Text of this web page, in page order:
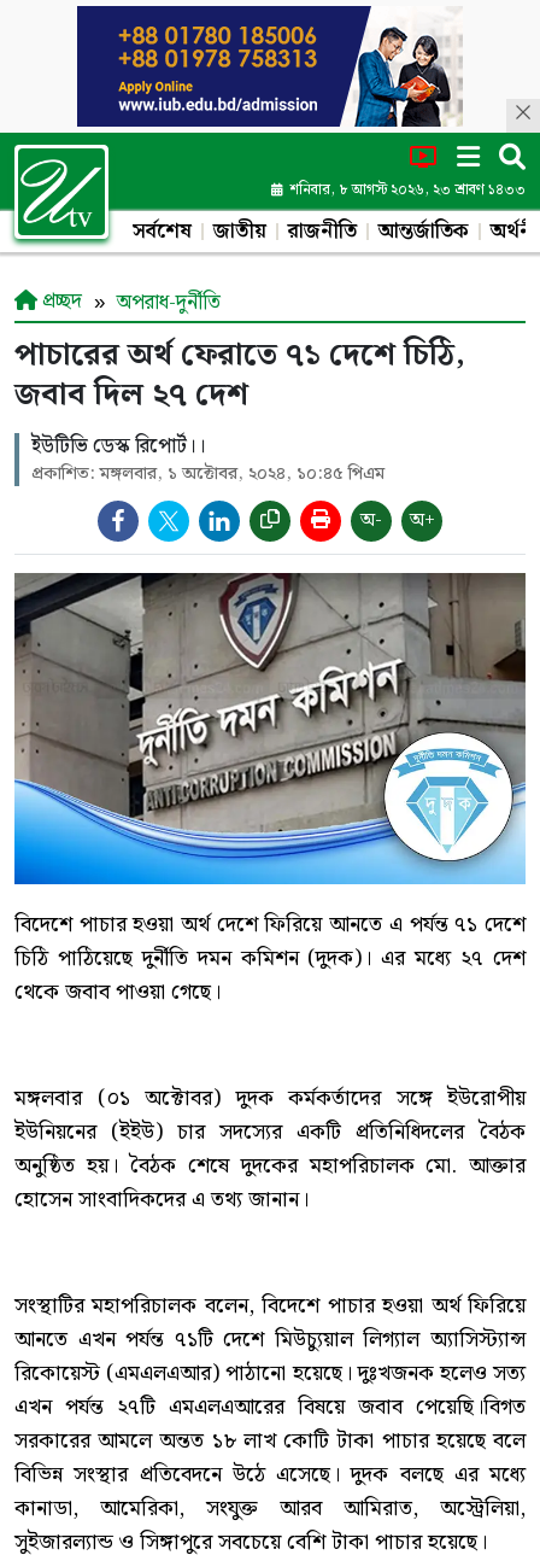
শনিবার, ৮ আগস্ট ২০২৬, ২৩ শ্রাবণ ১৪৩৩
সর্বশেষ জাতীয় রাজনীতি আন্তর্জাতিক
প্রচ্ছদ অপরাধ-দুর্নীতি
পাচারের অর্থ ফেরাতে ৭১ দেশে চিঠি,
জবাব দিল ২৭ দেশ
ইউটিভি ডেস্ক রিপোর্ট।।
প্রকাশিত: মঙ্গলবার, ১ অক্টোবর, ২০২৪, ১০:৪৫ পিএম
অ- অ+
বিদেশে পাচার হওয়া অর্থ দেশে ফিরিয়ে আনতে এ পর্যন্ত ৭১ দেশে
চিঠি পাঠিয়েছে দুর্নীতি দমন কমিশন (দুদক)। এর মধ্যে ২৭ দেশ
থেকে জবাব পাওয়া গেছে।
মঙ্গলবার (০১ অক্টোবর) দুদক কর্মকর্তাদের সঙ্গে ইউরোপীয়
ইউনিয়নের (ইইউ) চার সদস্যের একটি প্রতিনিধিদলের বৈঠক
অনুষ্ঠিত হয়। বৈঠক শেষে দুদকের মহাপরিচালক মো. আক্তার
হোসেন সাংবাদিকদের এ তথ্য জানান।
সংস্থাটির মহাপরিচালক বলেন, বিদেশে পাচার হওয়া অর্থ ফিরিয়ে
আনতে এখন পর্যন্ত ৭১টি দেশে মিউচ্যুয়াল লিগ্যাল অ্যাসিস্ট্যান্স
রিকোয়েস্ট (এমএলএআর) পাঠানো হয়েছে। দুঃখজনক হলেও সত্য
এখন পর্যন্ত ২৭টি এমএলএআরের বিষয়ে জবাব পেয়েছি।বিগত
সরকারের আমলে অন্তত ১৮ লাখ কোটি টাকা পাচার হয়েছে বলে
বিভিন্ন সংস্থার প্রতিবেদনে উঠে এসেছে। দুদক বলছে এর মধ্যে
কানাডা, আমেরিকা, সংযুক্ত আরব আমিরাত, অস্ট্রেলিয়া,
সুইজারল্যান্ড ও সিঙ্গাপুরে সবচেয়ে বেশি টাকা পাচার হয়েছে।